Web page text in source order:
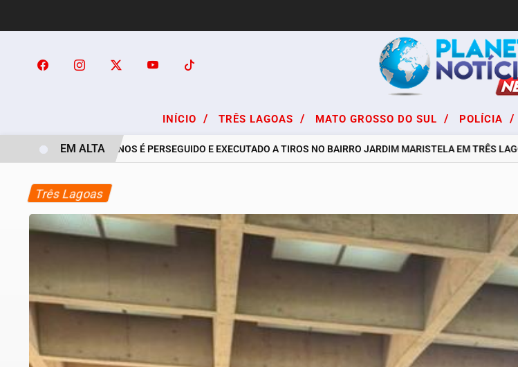
INÍCIO / TRÊS LAGOAS / MATO GROSSO DO SUL / POLÍCIA /
RAPAZ DE 24 ANOS É PERSEGUIDO E EXECUTADO A TIROS NO BAIRRO JARDIM MARISTELA EM TRÊS LAGOAS
EM ALTA
Três Lagoas